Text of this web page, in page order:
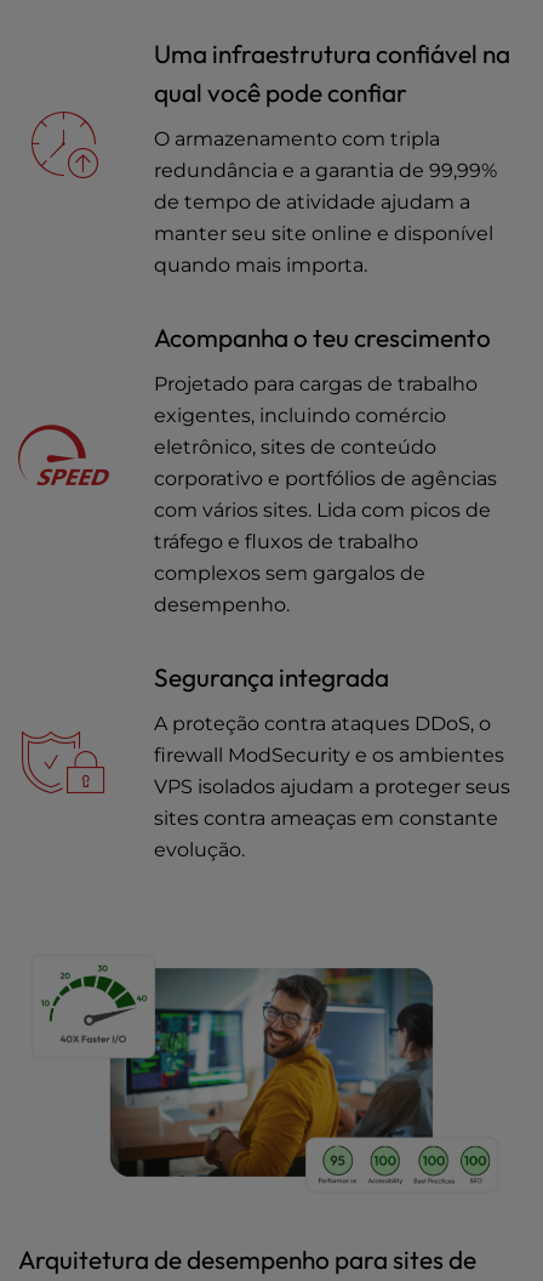
Uma infraestrutura confiável na
qual você pode confiar
O armazenamento com tripla
redundância e a garantia de 99,99%
de tempo de atividade ajudam a
manter seu site online e disponível
quando mais importa.
Acompanha o teu crescimento
Projetado para cargas de trabalho
exigentes, incluindo comércio
eletrônico, sites de conteúdo
corporativo e portfólios de agências
com vários sites. Lida com picos de
tráfego e fluxos de trabalho
complexos sem gargalos de
desempenho.
Segurança integrada
A proteção contra ataques DDoS, o
firewall ModSecurity e os ambientes
VPS isolados ajudam a proteger seus
sites contra ameaças em constante
evolução.
Arquitetura de desempenho para sites de